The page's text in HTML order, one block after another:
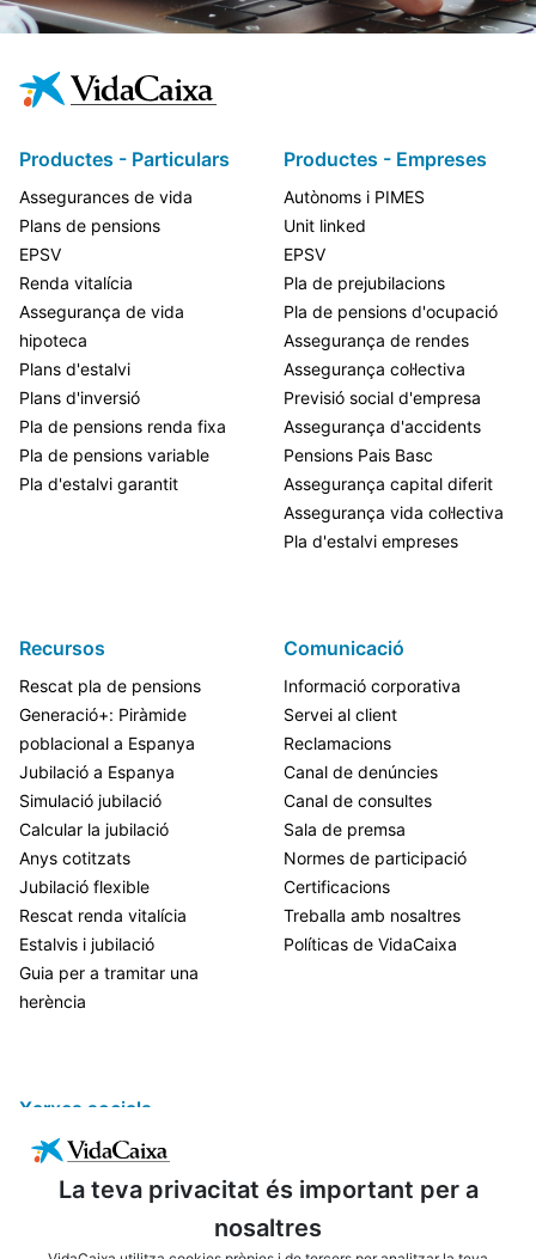
La teva privacitat és important per a
nosaltres
Productes - Particulars
Assegurances de vida
Plans de pensions
EPSV
Renda vitalícia
Assegurança de vida
hipoteca
Plans d'estalvi
Plans d'inversió
Pla de pensions renda fixa
Pla de pensions variable
Pla d'estalvi garantit
Productes - Empreses
Autònoms i PIMES
Unit linked
EPSV
Pla de prejubilacions
Pla de pensions d'ocupació
Assegurança de rendes
Assegurança col·lectiva
Previsió social d'empresa
Assegurança d'accidents
Pensions Pais Basc
Assegurança capital diferit
Assegurança vida col·lectiva
Pla d'estalvi empreses
Recursos
Rescat pla de pensions
Generació+: Piràmide
poblacional a Espanya
Jubilació a Espanya
Simulació jubilació
Calcular la jubilació
Anys cotitzats
Jubilació flexible
Rescat renda vitalícia
Estalvis i jubilació
Guia per a tramitar una
herència
Comunicació
Informació corporativa
Servei al client
Reclamacions
Canal de denúncies
Canal de consultes
Sala de premsa
Normes de participació
Certificacions
Treballa amb nosaltres
Políticas de VidaCaixa
Xarxes socials